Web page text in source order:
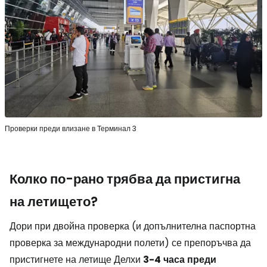
Проверки преди влизане в Терминал 3
Колко по-рано трябва да пристигна
на летището?
Дори при двойна проверка (и допълнителна паспортна
проверка за международни полети) се препоръчва да
пристигнете на летище Делхи 3-4 часа преди